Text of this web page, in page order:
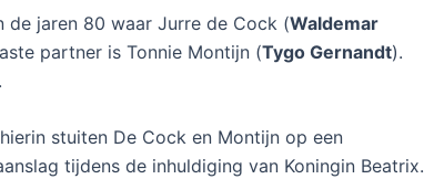
de jaren 80 waar Jurre de Cock (Waldemar
partner is Tonnie Montijn (Tygo Gernandt).
stuiten De Cock en Montijn op een
tijdens de inhuldiging van Koningin Beatrix.